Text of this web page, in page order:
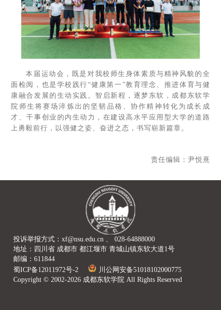
本届运动会，既是对我校师生身体素质与精神风貌的全
面检阅，也是学校践行“健康第一”教育理念、推进体育与健
康融合发展的生动实践。智启新程，逐梦东软，成都东软学
院师生将赛场淬炼出的坚韧品格、协作精神转化为成长成
才、干事创业的内生动力，在建设高水平应用型大学的道路
上勇毅前行，以强健之姿、奋进之态，书写崭新篇章。
责任编辑：尹悦熹
投诉举报方式：xf@nsu.edu.cn 、 028-64888000
地址：四川省 成都市 都江堰市 青城山镇东软大道1号
邮编：611844
蜀ICP备12011972号-2
川公网安备51018102000775
Copyright © 2002-2026 成都东软学院 All Rights Reserved